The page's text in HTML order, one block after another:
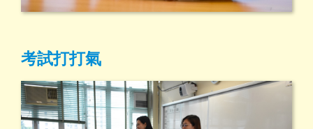
考試打打氣